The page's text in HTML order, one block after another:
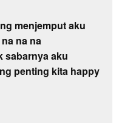
menjemput aku
na na
sabarnya aku
penting kita happy